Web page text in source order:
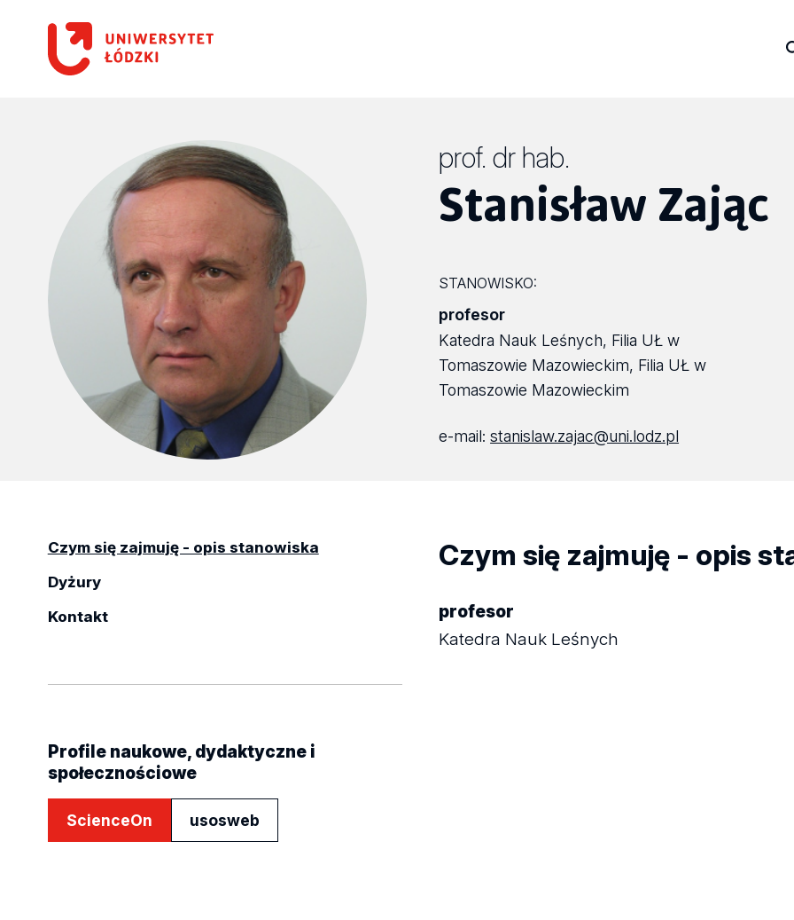
prof. dr hab.
Stanisław Zając
STANOWISKO:
profesor
Katedra Nauk Leśnych, Filia UŁ w
Tomaszowie Mazowieckim, Filia UŁ w
Tomaszowie Mazowieckim
e-mail:stanislaw.zajac@uni.lodz.pl
Czym się zajmuję - opis stanowiska
Dyżury
Kontakt
Profile naukowe, dydaktyczne i
społecznościowe
ScienceOn usosweb
Czym się zajmuję - opis
profesor
Katedra Nauk Leśnych